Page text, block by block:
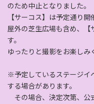
日
時
:
のため中止となりました。
【サーコス】は予定通り開
屋外の芝生広場も含め、【
す。
ゆったりと撮影をお楽しみ
※予定しているステージイ
する場合があります。
その場合、決定次第、公